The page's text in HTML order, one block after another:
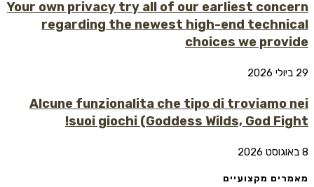
Your own privacy try all of our earliest
regarding the newest high-end
choices we
Alcune funzionalita che tipo di
suoi giochi (Goddess Wilds, God
מקצועיים